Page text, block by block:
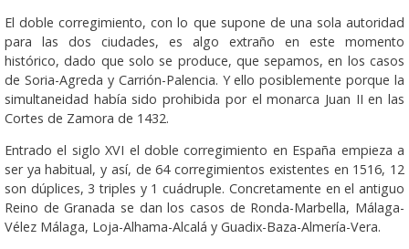
El doble corregimiento, con lo que supone de una sola autoridad
para las dos ciudades, es algo extraño en este momento
histórico, dado que solo se produce, que sepamos, en los casos
de Soria-Agreda y Carrión-Palencia. Y ello posiblemente porque la
simultaneidad había sido prohibida por el monarca Juan II en las
Cortes de Zamora de 1432.
Entrado el siglo XVI el doble corregimiento en España empieza a
ser ya habitual, y así, de 64 corregimientos existentes en 1516, 12
son dúplices, 3 triples y 1 cuádruple. Concretamente en el antiguo
Reino de Granada se dan los casos de Ronda-Marbella, Málaga-
Vélez Málaga, Loja-Alhama-Alcalá y Guadix-Baza-Almería-Vera.